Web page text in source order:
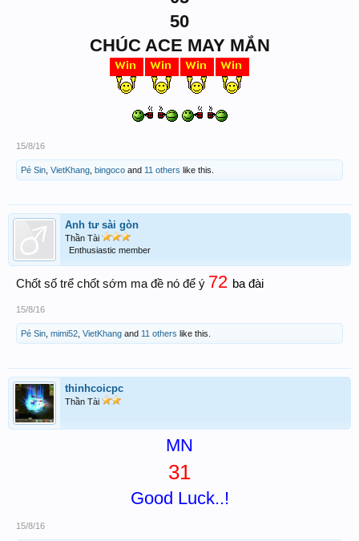
50
CHÚC ACE MAY MẮN
15/8/16
Pé Sin VietKhang bingoco and 11 others like this.
Anh tư sài gòn
Thần Tài
Enthusiastic member
Chốt số trể chốt sớm ma đề nó để ý 72 ba đài
15/8/16
Pé Sin mimi52 VietKhang and 11 others like this.
thinhcoicpc
Thần Tài
MN
31
Good Luck..!
15/8/16